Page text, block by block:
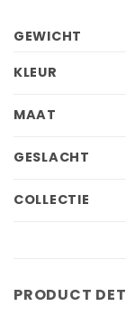
GEWICHT
KLEUR
MAAT
GESLACHT
COLLECTIE
PRODUCT